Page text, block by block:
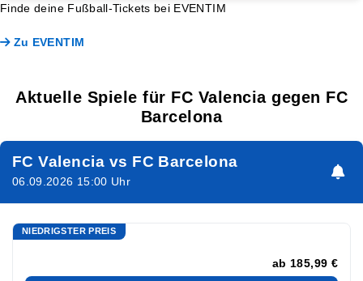
Finde deine Fußball-Tickets bei EVENTIM
Zu EVENTIM
Aktuelle Spiele für FC Valencia gegen FC
Barcelona
FC Valencia vs FC Barcelona
06.09.2026 15:00 Uhr
NIEDRIGSTER PREIS
ab 185,99 €